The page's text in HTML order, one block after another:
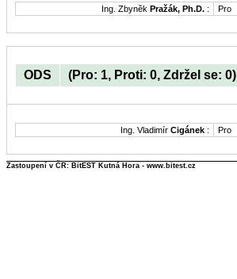
Ing. Zbyněk Pražák, Ph.D. : Pro
ODS (Pro: 1, Proti: 0, Zdržel se: 0)
Ing. Vladimír Cigánek : Pro
Zastoupení v ČR: BitEST Kutná Hora - www.bitest.cz